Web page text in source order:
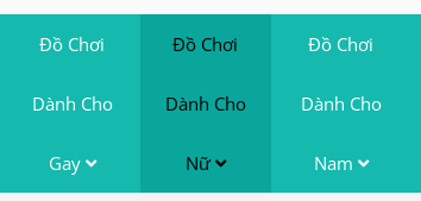
Đồ Chơi
Dành Cho
Gay
Đồ Chơi
Dành Cho
Nữ
Đồ Chơi
Dành Cho
Nam